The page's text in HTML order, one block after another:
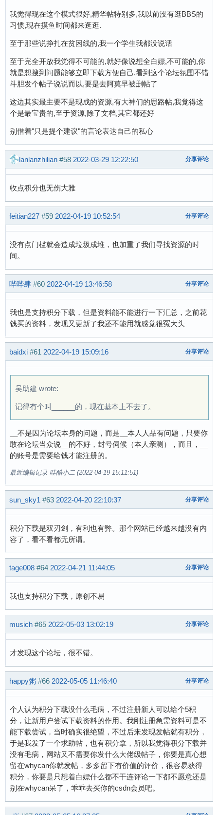
我觉得现在这个模式很好,精华帖特别多,我以前没有逛BBS的
习惯,现在摸鱼时间都来逛逛.
至于那些说挣扎在贫困线的,我一个学生我都没说话
至于完全开放我觉得不可能的,就好像说想全白嫖,不可能的,你
就是想搜到问题能够立即下载方便自己,看到这个论坛氛围不错
斗胆发个帖子说说而以,要是去阿莫早被删帖了
这边其实最主要不是现成的资源,有大神们的思路帖,我觉得这
个是最宝贵的,至于资源,除了文档,其它都还好
别借着"只是提个建议"的言论表达自己的私心
lanlanzhilian #58 2022-03-29 12:22:50 分享评论
收点积分也无伤大雅
feitian227 #59 2022-04-19 10:52:54 分享评论
没有点门槛就会造成垃圾成堆，也加重了我们寻找资源的时
间。
哔哔肆 #60 2022-04-19 13:46:58 分享评论
我也是支持积分下载，但是资料能不能进行一下汇总，之前花
钱买的资料，发现又更新了我还不能用就感觉很冤大头
baidxi #61 2022-04-19 15:09:16 分享评论
吴助建 wrote:
记得有个叫______的，现在基本上不去了。
__不是因为论坛本身的问题，而是__本人人品有问题，只要你
敢在论坛当众说__的不好，封号伺候（本人亲测），而且，__
的账号是需要给钱才能注册的。
最近编辑记录 哇酷小二 (2022-04-19 15:11:51)
sun_sky1 #63 2022-04-20 22:10:37 分享评论
积分下载是双刃剑，有利也有弊。那个网站已经越来越没有内
容了，看不看都无所谓。
tage008 #64 2022-04-21 11:44:05 分享评论
我也支持积分下载，原创不易
musich #65 2022-05-03 13:02:19 分享评论
才发现这个论坛，很不错。
happy粥 #66 2022-05-05 11:46:40 分享评论
个人认为积分下载没什么毛病，不过注册新人可以给个5积
分，让新用户尝试下载资料的作用。我刚注册急需资料可是不
能下载尝试，当时确实很绝望，不过后来发现发帖就有积分，
于是我发了一个求助帖，也有积分拿，所以我觉得积分下载并
没有毛病，网站又不需要你发什么大佬级帖子，你要是真心想
留在whycan你就发帖，多多留下有价值的评价，很容易获得
积分，你要是只想着白嫖什么都不干连评论一下都不愿意还是
别在whycan呆了，乖乖去买你的csdn会员吧。